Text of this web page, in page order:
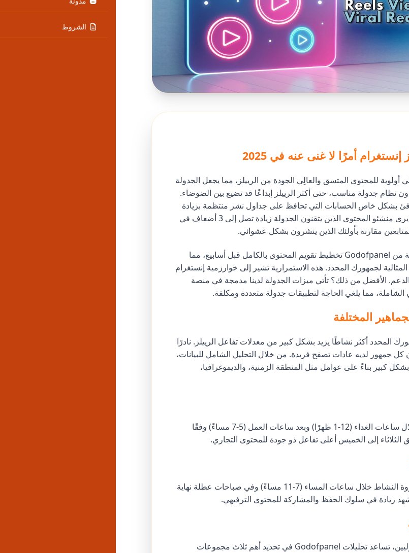
الشروط
أمرًا لا غنى عنه في 2025
أولوية للمحتوى المتسق والعالِي الجودة من الرييلز، مما يجعل الجدولة
نظام جدولة مناسب، حتى أكثر الرييلز إبداعًا قد تضيع بين الضوضاء.
المنصة لعام 2025 تُكافئ بشكل خاص الحسابات التي تحافظ على جداول نشر منتظمة بزيادة
في الوصول ومعدلات التفاعل. يرى منشئو المحتوى الذين يتقنون الجدولة زيادة تصل إلى 3 أضعاف في
مقارنة بأولئك الذين ينشرون بشكل عشوائي.
تتيح لك أدوات الجدولة المتكاملة من Godofpanel تخطيط تقويم المحتوى بالكامل قبل أسابيع، مما
لجمهورك المحدد. هذه الاستمرارية تشير إلى خوارزمية إنستغرام
الأفضل من ذلك؟ تأتي ميزات الجدولة لدينا مدمجة في منصة
الشاملة، مما يلغي الحاجة لتطبيقات جدولة متعددة ومكلفة.
المختلفة
المحدد أكثر نشاطًا يزيد بشكل كبير من معدلات تفاعل الرييلز. نادرًا
كل جمهور لديه عادات تصفح فريدة. من خلال التحليل الشامل للبيانات،
كبير بناءً على عوامل مثل المنطقة الزمنية، والديموغرافيا،
يتفاعل الجمهور المهني أكثر خلال ساعات الغداء (12-1 ظهرًا) وبعد ساعات العمل (5-7 مساءً) وفقًا
الثلاثاء إلى الخميس أعلى تفاعل ذو جودة للمحتوى التجاري.
تظهر الفئات العمرية الأصغر ذروة النشاط خلال ساعات المساء (7-11 مساءً) وفي صباحات عطلة نهاية
زيادة في سلوك الحفظ والمشاركة للمحتوى الترفيهي.
للحسابات التي لديها متابعين دوليين، تساعد تحليلات Godofpanel في تحديد أهم ثلاث مجموعات